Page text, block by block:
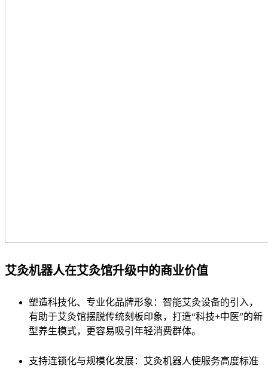
艾灸机器人在艾灸馆升级中的商业价值
塑造科技化、专业化品牌形象：智能艾灸设备的引入，
有助于艾灸馆摆脱传统刻板印象，打造“科技+中医”的新
型养生模式，更容易吸引年轻消费群体。
支持连锁化与规模化发展：艾灸机器人使服务高度标准